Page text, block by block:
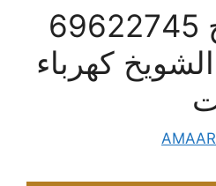
كراج الشويخ 69622745
كهرباء
AMAAR